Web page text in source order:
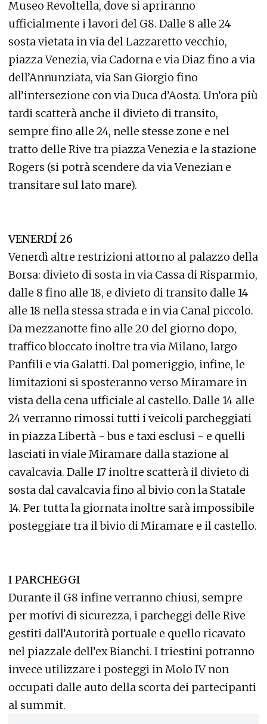
Museo Revoltella, dove si apriranno
ufficialmente i lavori del G8. Dalle 8 alle 24
sosta vietata in via del Lazzaretto vecchio,
piazza Venezia, via Cadorna e via Diaz fino a via
dell’Annunziata, via San Giorgio fino
all’intersezione con via Duca d’Aosta. Un’ora più
tardi scatterà anche il divieto di transito,
sempre fino alle 24, nelle stesse zone e nel
tratto delle Rive tra piazza Venezia e la stazione
Rogers (si potrà scendere da via Venezian e
transitare sul lato mare).
VENERDÍ 26
Venerdì altre restrizioni attorno al palazzo della
Borsa: divieto di sosta in via Cassa di Risparmio,
dalle 8 fino alle 18, e divieto di transito dalle 14
alle 18 nella stessa strada e in via Canal piccolo.
Da mezzanotte fino alle 20 del giorno dopo,
traffico bloccato inoltre tra via Milano, largo
Panfili e via Galatti. Dal pomeriggio, infine, le
limitazioni si sposteranno verso Miramare in
vista della cena ufficiale al castello. Dalle 14 alle
24 verranno rimossi tutti i veicoli parcheggiati
in piazza Libertà - bus e taxi esclusi - e quelli
lasciati in viale Miramare dalla stazione al
cavalcavia. Dalle 17 inoltre scatterà il divieto di
sosta dal cavalcavia fino al bivio con la Statale
14. Per tutta la giornata inoltre sarà impossibile
posteggiare tra il bivio di Miramare e il castello.
I PARCHEGGI
Durante il G8 infine verranno chiusi, sempre
per motivi di sicurezza, i parcheggi delle Rive
gestiti dall’Autorità portuale e quello ricavato
nel piazzale dell’ex Bianchi. I triestini potranno
invece utilizzare i posteggi in Molo IV non
occupati dalle auto della scorta dei partecipanti
al summit.